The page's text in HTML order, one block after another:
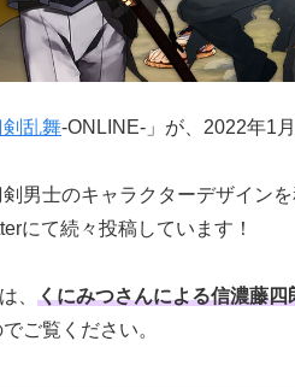
剣乱舞-ONLINE-」が、2022年1
男士のキャラクターデザイン
にて続々投稿しています！
、 くにみつさんによる信濃藤四
ご覧ください。